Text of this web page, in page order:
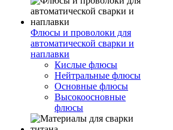
Флюсы и проволоки для
автоматической сварки и
наплавки
Кислые флюсы
Нейтральные флюсы
Основные флюсы
Высокоосновные
флюсы